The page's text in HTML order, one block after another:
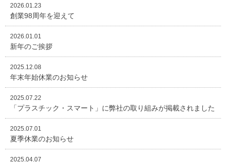
2026.01.23
創業98周年を迎えて
2026.01.01
新年のご挨拶
2025.12.08
年末年始休業のお知らせ
2025.07.22
「プラスチック・スマート」に弊社の取り組みが掲載されました
2025.07.01
夏季休業のお知らせ
2025.04.07